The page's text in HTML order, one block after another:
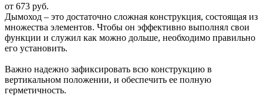
от 673 руб.
Дымоход – это достаточно сложная конструкция, состоящая из
множества элементов. Чтобы он эффективно выполнял свои
функции и служил как можно дольше, необходимо правильно
его установить.
Важно надежно зафиксировать всю конструкцию в
вертикальном положении, и обеспечить ее полную
герметичность.